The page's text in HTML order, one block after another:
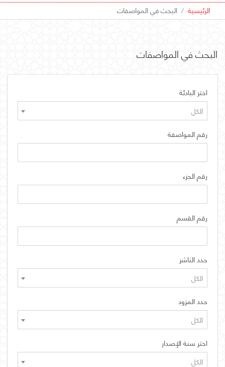
الرئيسية البحث في المواصفات
البحث في المواصفات
اختر البادئة
الكل
رقم المواصفة
رقم الجزء
رقم القسم
حدد الناشر
الكل
حدد المزود
الكل
اختر سنة الإصدار
الكل